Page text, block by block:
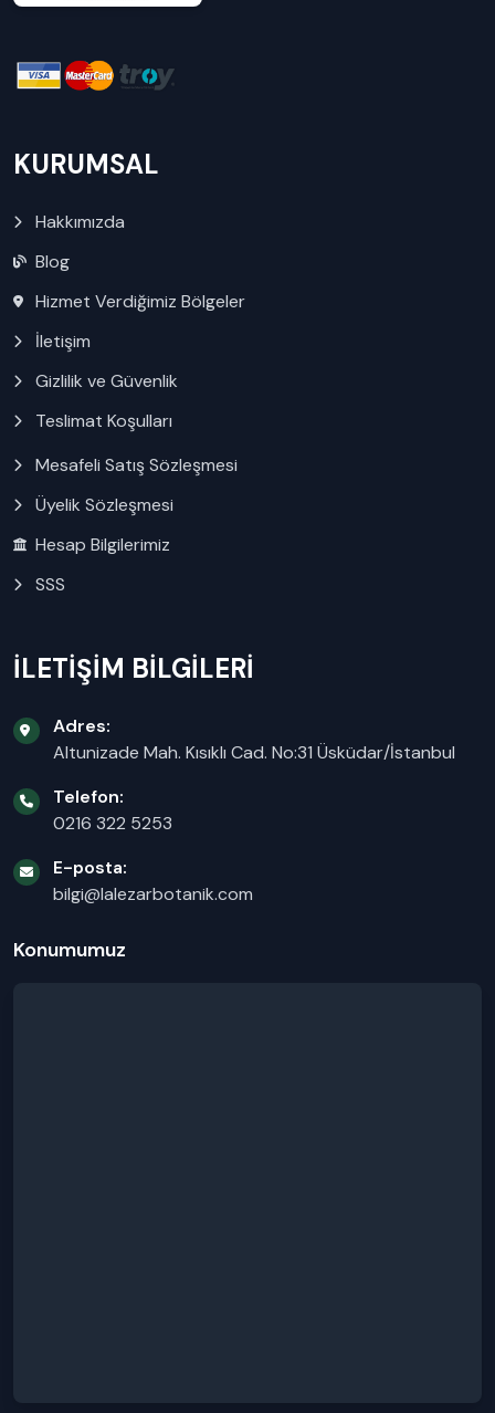
KURUMSAL
Hakkımızda
Blog
Hizmet Verdiğimiz Bölgeler
İletişim
Gizlilik ve Güvenlik
Teslimat Koşulları
Mesafeli Satış Sözleşmesi
Üyelik Sözleşmesi
Hesap Bilgilerimiz
SSS
İLETİŞİM BİLGİLERİ
Adres:
Altunizade Mah. Kısıklı Cad. No:31 Üsküdar/İstanbul
Telefon:
0216 322 5253
E-posta:
bilgi@lalezarbotanik.com
Konumumuz